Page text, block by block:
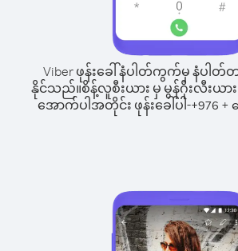
Viber ဖုန်းခေါ်နံပါတ်ကွက်မှ နံပါတ်တ
နိုင်သည်။စိန့်လူစီးယား မှ မွန်ဂိုးလီးယာ
အောက်ပါအတိုင်း ဖုန်းခေါ်ပါ-+976 +